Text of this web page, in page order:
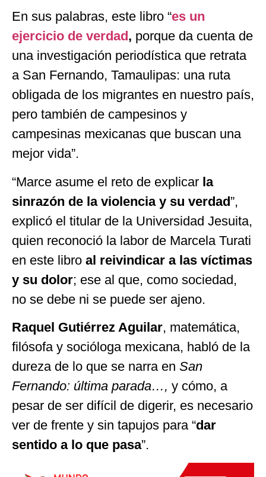
En sus palabras, este libro “es un
ejercicio de verdad, porque da cuenta de
una investigación periodística que retrata
a San Fernando, Tamaulipas: una ruta
obligada de los migrantes en nuestro país,
pero también de campesinos y
campesinas mexicanas que buscan una
mejor vida”.
“Marce asume el reto de explicar la
sinrazón de la violencia y su verdad”,
explicó el titular de la Universidad Jesuita,
quien reconoció la labor de Marcela Turati
en este libro al reivindicar a las víctimas
y su dolor; ese al que, como sociedad,
no se debe ni se puede ser ajeno.
Raquel Gutiérrez Aguilar, matemática,
filósofa y socióloga mexicana, habló de la
dureza de lo que se narra en San
Fernando: última parada…, y cómo, a
pesar de ser difícil de digerir, es necesario
ver de frente y sin tapujos para “dar
sentido a lo que pasa”.